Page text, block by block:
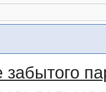
забытого